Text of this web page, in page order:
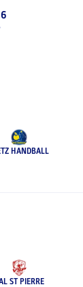
HANDBALL
ST PIERRE